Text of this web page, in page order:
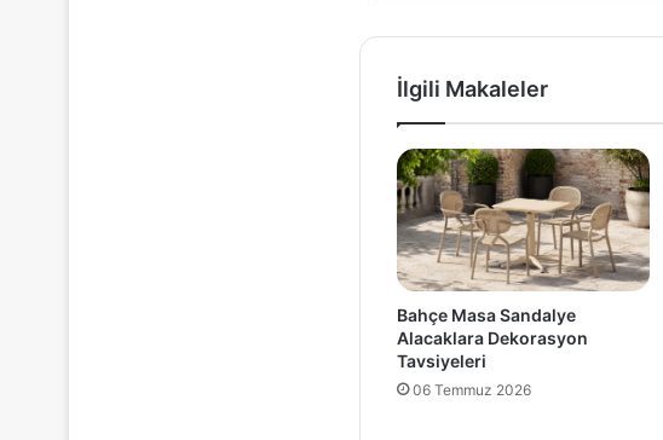
İlgili Makaleler
Bahçe Masa Sandalye
Alacaklara Dekorasyon
Tavsiyeleri
06 Temmuz 2026